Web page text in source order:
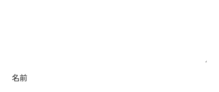
名前